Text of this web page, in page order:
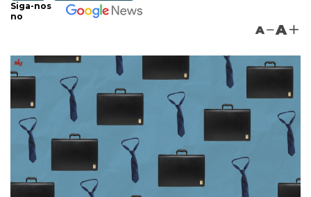
Siga-nos
no
A A